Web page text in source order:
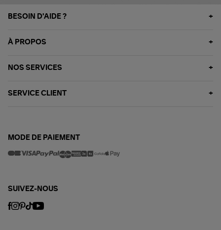
BESOIN D'AIDE ?
À PROPOS
NOS SERVICES
SERVICE CLIENT
MODE DE PAIEMENT
SUIVEZ-NOUS